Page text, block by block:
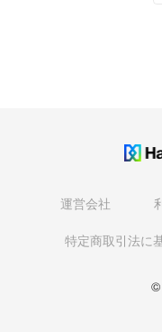
運営会社
特定商取引法に
©